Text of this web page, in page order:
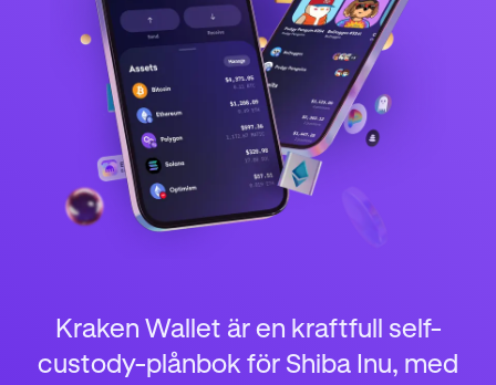
Kraken Wallet är en kraftfull self-
custody-plånbok för Shiba Inu, med